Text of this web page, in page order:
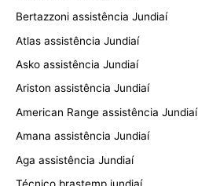
Bertazzoni assistência Jundiaí
Atlas assistência Jundiaí
Asko assistência Jundiaí
Ariston assistência Jundiaí
American Range assistência Jundiaí
Amana assistência Jundiaí
Aga assistência Jundiaí